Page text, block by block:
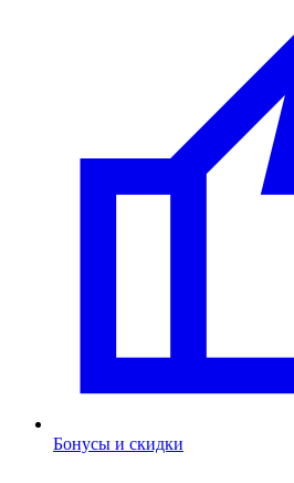
Бонусы и скидки